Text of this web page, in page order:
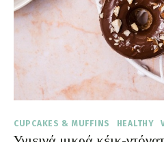
CUPCAKES & MUFFINS HEALTHY